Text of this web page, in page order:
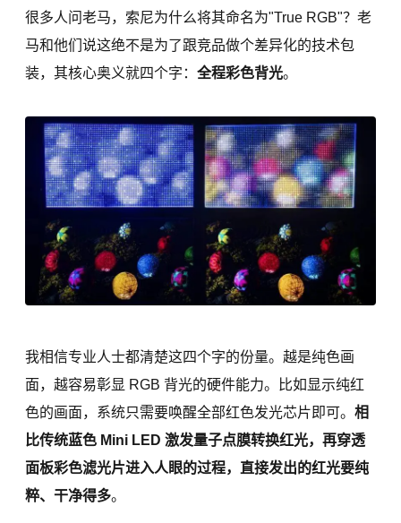
很多人问老马，索尼为什么将其命名为"True RGB"？老
马和他们说这绝不是为了跟竞品做个差异化的技术包
装，其核心奥义就四个字： 全程彩色背光。
我相信专业人士都清楚这四个字的份量。越是纯色画
面，越容易彰显 RGB 背光的硬件能力。比如显示纯红
色的画面，系统只需要唤醒全部红色发光芯片即可。 相
比传统蓝色 Mini LED 激发量子点膜转换红光，再穿透
面板彩色滤光片进入人眼的过程，直接发出的红光要纯
粹、干净得多。